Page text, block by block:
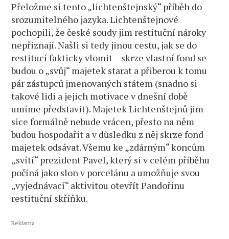
Přeložme si tento „lichtenštejnský“ příběh do
srozumitelného jazyka. Lichtenštejnové
pochopili, že české soudy jim restituční nároky
nepřiznají. Našli si tedy jinou cestu, jak se do
restitucí fakticky vlomit – skrze vlastní fond se
budou o „svůj“ majetek starat a přiberou k tomu
pár zástupců jmenovaných státem (snadno si
takové lidi a jejich motivace v dnešní době
umíme představit). Majetek Lichtenštejnů jim
sice formálně nebude vrácen, přesto na něm
budou hospodařit a v důsledku z něj skrze fond
majetek odsávat. Všemu ke „zdárným“ koncům
„svítí“ prezident Pavel, který si v celém příběhu
počíná jako slon v porcelánu a umožňuje svou
„vyjednávací“ aktivitou otevřít Pandořinu
restituční skříňku.
Reklama